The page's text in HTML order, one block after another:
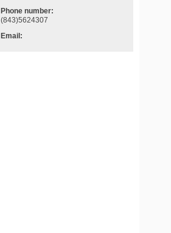
Phone number:
(843)5624307
Email: